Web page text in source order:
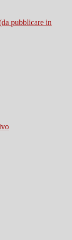
pubblicare in